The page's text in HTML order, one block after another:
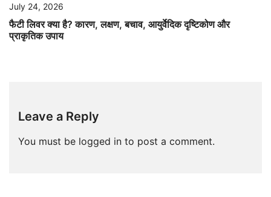
July 24, 2026
फैटी लिवर क्या है? कारण, लक्षण, बचाव, आयुर्वेदिक दृष्टिकोण और
प्राकृतिक उपाय
Leave a Reply
You must be logged in to post a comment.